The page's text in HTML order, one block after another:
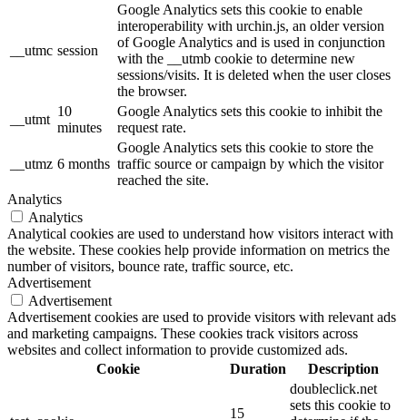
__utmc session
Google Analytics sets this cookie to enable
interoperability with urchin.js, an older version
of Google Analytics and is used in conjunction
with the __utmb cookie to determine new
sessions/visits. It is deleted when the user closes
the browser.
__utmt
10
minutes
Google Analytics sets this cookie to inhibit the
request rate.
__utmz 6 months
Google Analytics sets this cookie to store the
traffic source or campaign by which the visitor
reached the site.
Analytics
Analytics
Analytical cookies are used to understand how visitors interact with
the website. These cookies help provide information on metrics the
number of visitors, bounce rate, traffic source, etc.
Advertisement
Advertisement
Advertisement cookies are used to provide visitors with relevant ads
and marketing campaigns. These cookies track visitors across
websites and collect information to provide customized ads.
Cookie
Duration Description
15
doubleclick.net
sets this cookie to